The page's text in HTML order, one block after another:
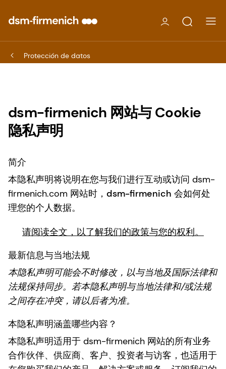
Protección de datos
dsm-firmenich 网站与 Cookie
隐私声明
简介
本隐私声明将说明在您与我们进行互动或访问 dsm-
firmenich.com 网站时， dsm-firmenich 会如何处
理您的个人数据。
请阅读全文，以了解我们的政策与您的权利。
最新信息与当地法规
本隐私声明可能会不时修改，以与当地及国际法律和
法规保持同步。若本隐私声明与当地法律和/或法规
之间存在冲突，请以后者为准。
本隐私声明涵盖哪些内容？
本隐私声明适用于 dsm-firmenich 网站的所有业务
合作伙伴、供应商、客户、投资者与访客，也适用于